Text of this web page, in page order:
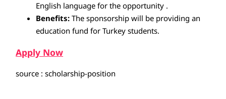
English language for the opportunity .
Benefits:The sponsorship will be providing an
education fund for Turkey students.
Apply Now
source : scholarship-position